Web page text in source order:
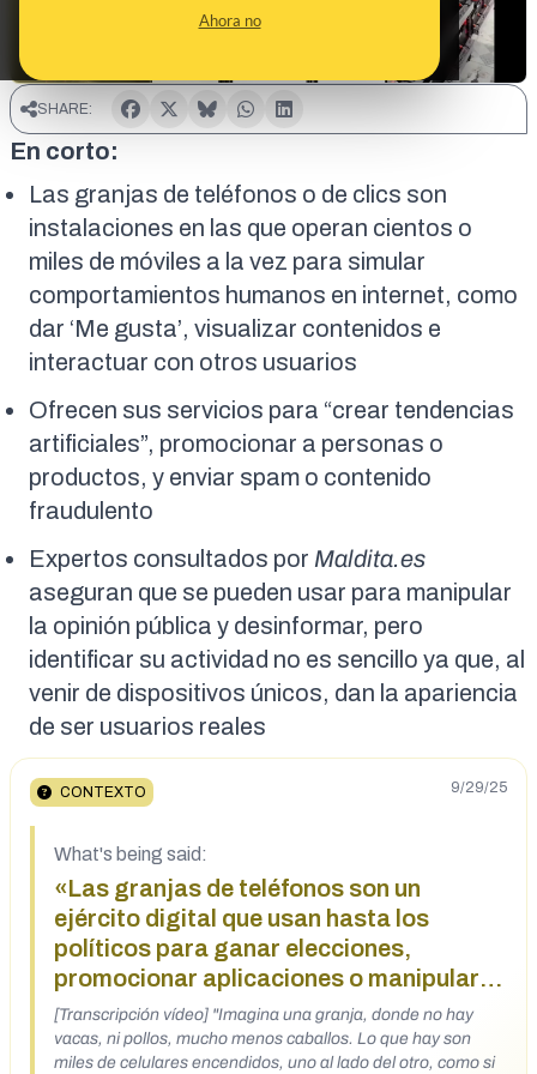
Ahora no
SHARE:
En corto:
Las granjas de teléfonos o de clics son
instalaciones en las que operan cientos o
miles de móviles a la vez para simular
comportamientos humanos en internet, como
dar ‘Me gusta’, visualizar contenidos e
interactuar con otros usuarios
Ofrecen sus servicios para “crear tendencias
artificiales”, promocionar a personas o
productos, y enviar spam o contenido
fraudulento
Expertos consultados por Maldita.es
aseguran que se pueden usar para manipular
la opinión pública y desinformar, pero
identificar su actividad no es sencillo ya que, al
venir de dispositivos únicos, dan la apariencia
de ser usuarios reales
CONTEXTO 9/29/25
What's being said:
«Las granjas de teléfonos son un
ejército digital que usan hasta los
políticos para ganar elecciones,
promocionar aplicaciones o manipular la
opinión pública»
[Transcripción vídeo] "Imagina una granja, donde no hay
vacas, ni pollos, mucho menos caballos. Lo que hay son
miles de celulares encendidos, uno al lado del otro, como si